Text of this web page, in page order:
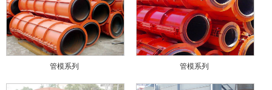
管模系列 管模系列